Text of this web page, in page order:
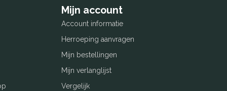
Mijn account
Account informatie
Herroeping aanvragen
Mijn bestellingen
Mijn verlanglijst
Vergelijk